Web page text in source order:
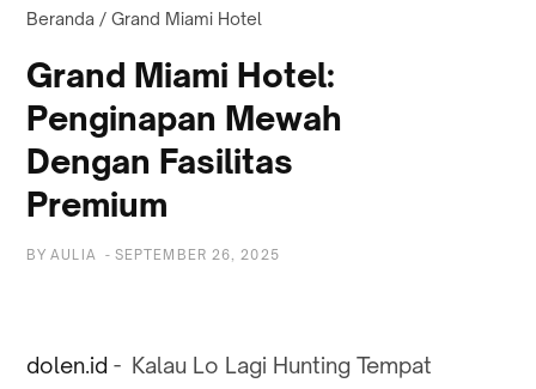
Beranda / Grand Miami Hotel
Grand Miami Hotel:
Penginapan Mewah
Dengan Fasilitas
Premium
BY AULIA - SEPTEMBER 26, 2025
dolen.id - Kalau Lo Lagi Hunting Tempat